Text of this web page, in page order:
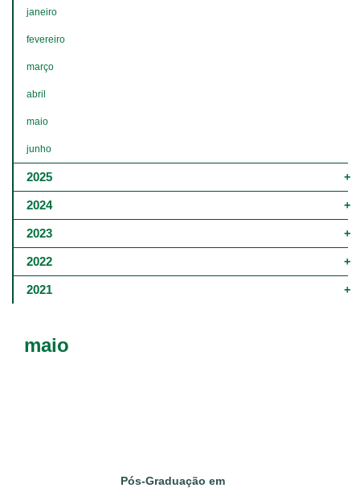
maio
Pós-Graduação em
janeiro
fevereiro
março
abril
maio
junho
2025
2024
2023
2022
2021